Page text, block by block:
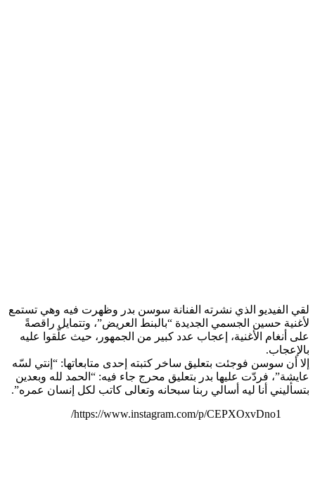
لقي الفيديو الذي نشرته الفنانة سوسن بدر وظهرت فيه وهي تستمع
لأغنية حسين الجسمي الجديدة “بالبنط العريض”، وتتمايل راقصةً
على أنغام الأغنية، إعجاب عدد كبير من الجمهور، حيث علّقوا عليه
بالإعجاب.
إلا أن سوسن فوجئت بتعليق ساخر كتبته إحدى متابعاتها: “إنتي لسّه
عايشة”، فردّت عليها بدر بتعليق محرج جاء فيه: “الحمد لله وبعدين
بتسأليني أنا ليه أسالي ربنا سبحانه وتعالى كاتب لكل إنسان عمره”.
https://www.instagram.com/p/CEPXOxvDno1/